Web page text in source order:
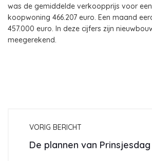
was de gemiddelde verkoopprijs voor
koopwoning 466.207 euro. Een maand
457.000 euro. In deze cijfers zijn
meegerekend.
VORIG BERICHT
De plannen van Prinsjesdag